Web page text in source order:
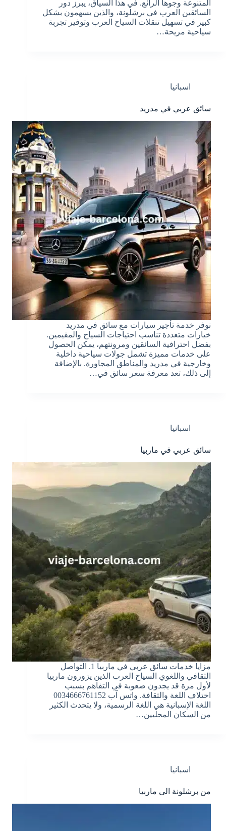
المتنوعة وجوها الرائع. في هذا السياق، يبرز دور
السائقين العرب في برشلونة، والذين يسهمون بشكل
كبير في تسهيل تنقلات السياح العرب وتوفير تجربة
سياحية مريحة…
اسبانيا
سائق عربي في مدريد
نوفر خدمة تأجير سيارات مع سائق في مدريد
خيارات متعددة تناسب احتياجات السياح والمقيمين.
بفضل احترافية السائقين ومرونتهم، يمكن الحصول
على خدمات مميزة تشمل جولات سياحية داخلية
وخارجية في مدريد والمناطق المجاورة. بالإضافة
إلى ذلك، تعد معرفة سعر سائق في…
اسبانيا
سائق عربي في ماربيا
مزايا خدمات سائق عربي في ماربيا 1. التواصل
الثقافي واللغوي السياح العرب الذين يزورون ماربيا
لأول مرة قد يجدون صعوبة في التفاهم بسبب
اختلاف اللغة والثقافة. واتس آب 0034666761152
اللغة الإسبانية هي اللغة الرسمية، ولا يتحدث الكثير
من السكان المحليين…
اسبانيا
من برشلونة الى ماربيا